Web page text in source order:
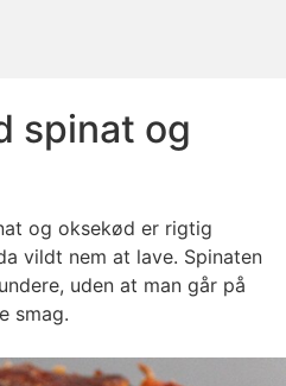
spinat og
og oksekød er rigtig
vildt nem at lave. Spinaten
uden at man går på
smag.